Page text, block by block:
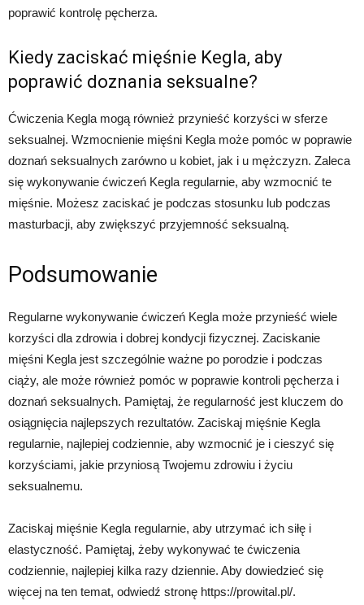
poprawić kontrolę pęcherza.
Kiedy zaciskać mięśnie Kegla, aby
poprawić doznania seksualne?
Ćwiczenia Kegla mogą również przynieść korzyści w sferze
seksualnej. Wzmocnienie mięśni Kegla może pomóc w poprawie
doznań seksualnych zarówno u kobiet, jak i u mężczyzn. Zaleca
się wykonywanie ćwiczeń Kegla regularnie, aby wzmocnić te
mięśnie. Możesz zaciskać je podczas stosunku lub podczas
masturbacji, aby zwiększyć przyjemność seksualną.
Podsumowanie
Regularne wykonywanie ćwiczeń Kegla może przynieść wiele
korzyści dla zdrowia i dobrej kondycji fizycznej. Zaciskanie
mięśni Kegla jest szczególnie ważne po porodzie i podczas
ciąży, ale może również pomóc w poprawie kontroli pęcherza i
doznań seksualnych. Pamiętaj, że regularność jest kluczem do
osiągnięcia najlepszych rezultatów. Zaciskaj mięśnie Kegla
regularnie, najlepiej codziennie, aby wzmocnić je i cieszyć się
korzyściami, jakie przyniosą Twojemu zdrowiu i życiu
seksualnemu.
Zaciskaj mięśnie Kegla regularnie, aby utrzymać ich siłę i
elastyczność. Pamiętaj, żeby wykonywać te ćwiczenia
codziennie, najlepiej kilka razy dziennie. Aby dowiedzieć się
więcej na ten temat, odwiedź stronę https://prowital.pl/.